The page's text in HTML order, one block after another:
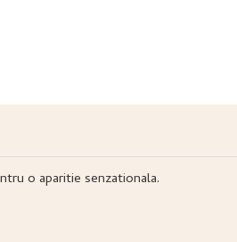
o aparitie senzationala.